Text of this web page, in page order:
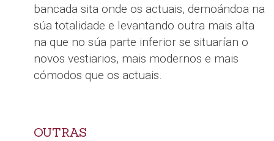
bancada sita onde os actuais, demoándoa na
súa totalidade e levantando outra mais alta
na que no súa parte inferior se situarían o
novos vestiarios, mais modernos e mais
cómodos que os actuais.
OUTRAS